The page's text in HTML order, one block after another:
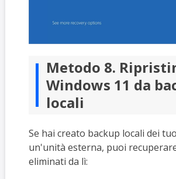
Metodo 8.
Windows 11 da
locali
Se hai creato backup locali dei
un'unità esterna, puoi
eliminati da lì: